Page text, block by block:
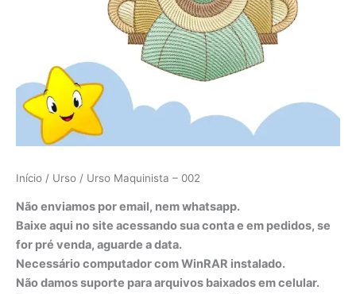
Início / Urso / Urso Maquinista – 002
Não enviamos por email, nem whatsapp.
Baixe aqui no site acessando sua conta e em pedidos, se
for pré venda, aguarde a data.
Necessário computador com WinRAR instalado.
Não damos suporte para arquivos baixados em celular.